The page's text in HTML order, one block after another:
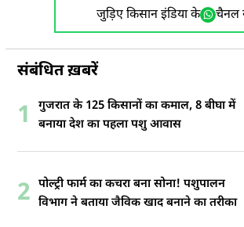
जुड़िए किसान इंडिया के चैनल
संबंधित ख़बरें
1
गुजरात के 125 किसानों का कमाल, 8 बीघा में
बनाया देश का पहला पशु आवास
2 पोल्ट्री फार्म का कचरा बना सोना! पशुपालन
विभाग ने बताया जैविक खाद बनाने का तरीका